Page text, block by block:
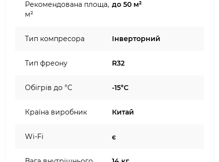
Рекомендована площа,
м²
до 50 м²
Тип компресора Інверторний
Тип фреону R32
Обігрів до °C -15°C
Країна виробник Китай
Wi-Fi є